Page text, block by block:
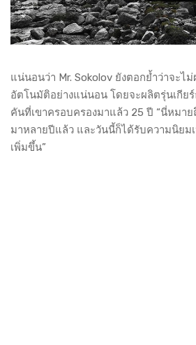
แน่นอนว่า Mr. Sokolov ยังตอกย้ำว่าจะไ
อัตโนมัติอย่างแน่นอน โดยจะผลิตรุ่นเกีย
คันที่เขาครอบครองมาแล้ว 25 ปี “นี่หมา
มาหลายปีแล้ว และวันนี้ก็ได้รับความนิยม
เพิ่มขึ้น”